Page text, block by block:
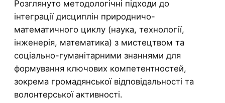
Розглянуто методологічні підходи до
інтеграції дисциплін природничо-
математичного циклу (наука, технології,
інженерія, математика) з мистецтвом та
соціально-гуманітарними знаннями для
формування ключових компетентностей,
зокрема громадянської відповідальності та
волонтерської активності.